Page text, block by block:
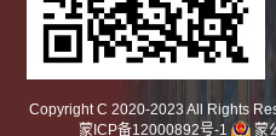
Copyright C 2020-2023 All Rights
蒙ICP备12000892号-1
蒙